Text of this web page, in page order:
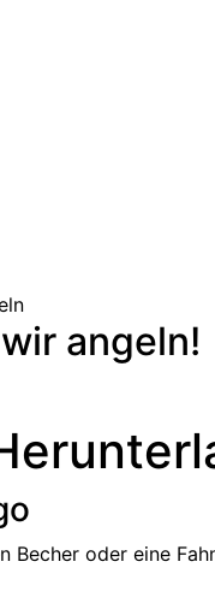
angeln!
Becher oder eine